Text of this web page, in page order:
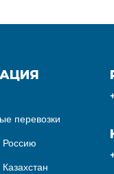
перевозки
Россию